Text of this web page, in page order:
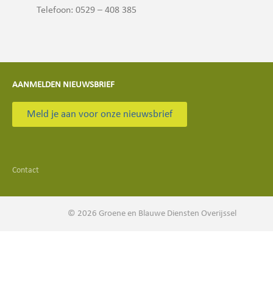
Telefoon: 0529 – 408 385
AANMELDEN NIEUWSBRIEF
Meld je aan voor onze nieuwsbrief
© 2026 Groene en Blauwe Diensten Overijssel
Contact